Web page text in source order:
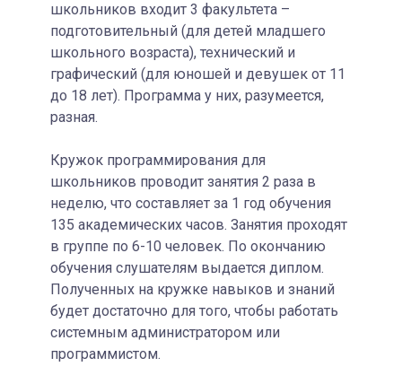
школьников входит 3 факультета –
подготовительный (для детей младшего
школьного возраста), технический и
графический (для юношей и девушек от 11
до 18 лет). Программа у них, разумеется,
разная.
Кружок программирования для
школьников проводит занятия 2 раза в
неделю, что составляет за 1 год обучения
135 академических часов. Занятия проходят
в группе по 6-10 человек. По окончанию
обучения слушателям выдается диплом.
Полученных на кружке навыков и знаний
будет достаточно для того, чтобы работать
системным администратором или
программистом.